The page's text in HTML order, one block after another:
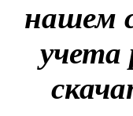
нашем
учета